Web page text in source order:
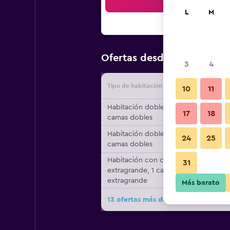
Ofertas desde Oferta
Tipo de habitación
Habitación doble, 2
camas dobles
Habitación doble, 2
camas dobles
Habitación con cama
extragrande, 1 cama
extragrande
13 ofertas más de Hampton Inn Eden
L M
3 4
10 11
17 18
24 25
31
Más barato